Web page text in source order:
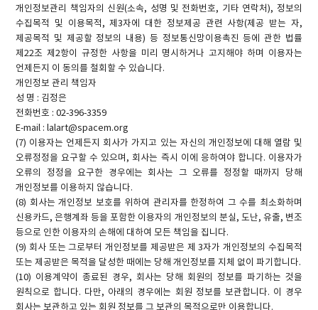
개인정보관리 책임자의 신원(소속, 성명 및 전화번호, 기타 연락처), 정보의
수집목적 및 이용목적, 제3자에 대한 정보제공 관련 사항(제공 받는 자,
제공목적 및 제공할 정보의 내용) 등 정보통신망이용촉진 등에 관한 법률
제22조 제2항이 규정한 사항을 미리 명시하거나 고지해야 하며 이용자는
언제든지 이 동의를 철회할 수 있습니다.
개인정보 관리 책임자
성 명 : 김정은
전화번호 : 02-396-3359
E-mail : lalart@spacem.org
(7) 이용자는 언제든지 회사가 가지고 있는 자신의 개인정보에 대해 열람 및
오류정정을 요구할 수 있으며, 회사는 즉시 이에 응하여야 합니다. 이용자가
오류의 정정을 요구한 경우에는 회사는 그 오류를 정정할 때까지 당해
개인정보를 이용하지 않습니다.
(8) 회사는 개인정보 보호를 위하여 관리자를 한정하여 그 수를 최소화하며
신용카드, 은행계좌 등을 포함한 이용자의 개인정보의 분실, 도난, 유출, 변조
등으로 인한 이용자의 손해에 대하여 모든 책임을 집니다.
(9) 회사 또는 그로부터 개인정보를 제공받은 제 3자가 개인정보의 수집목적
또는 제공받은 목적을 달성한 때에는 당해 개인정보를 지체 없이 파기합니다.
(10) 이용계약이 종료된 경우, 회사는 당해 회원의 정보를 파기하는 것을
원칙으로 합니다. 다만, 아래의 경우에는 회원 정보를 보관합니다. 이 경우
회사는 보관하고 있는 회원 정보를 그 보관의 목적으로만 이용합니다.